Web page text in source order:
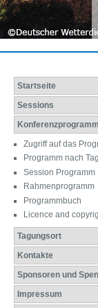
Startseite
Sessions
Konferenzprogramm
Zugriff auf das
Programm nach
Session Programm
Rahmenprogramm
Programmbuch
Licence and
Tagungsort
Kontakte
Sponsoren und
Impressum